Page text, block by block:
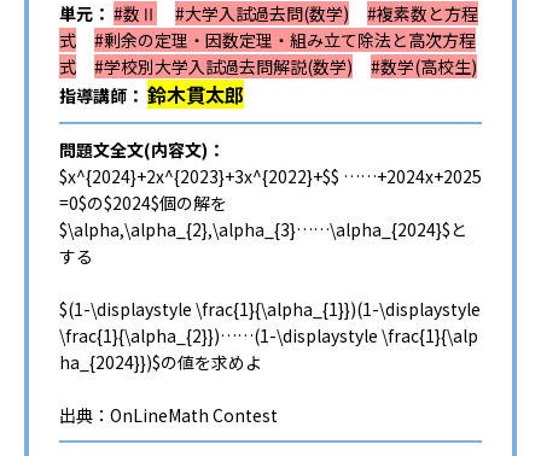
単元： #数Ⅱ #大学入試過去問(数学)
#複素数と方程
式
#剰余の定理・因数定理・組み立て除法と高次方程
式
#学校別大学入試過去問解説(数学)
#数学(高校生)
指導講師： 鈴木貫太郎
問題文全文(内容文)：
$x^{2024}+2x^{2023}+3x^{2022}+$$ ……+2024x+2025
=0$の$2024$個の解を
$\alpha,\alpha_{2},\alpha_{3}……\alpha_{2024}$と
する
$(1-\displaystyle \frac{1}{\alpha_{1}})(1-\displaystyle
\frac{1}{\alpha_{2}})……(1-\displaystyle \frac{1}{\alp
ha_{2024}})$の値を求めよ
出典：OnLineMath Contest